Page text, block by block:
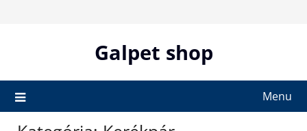
Galpet shop
Menu